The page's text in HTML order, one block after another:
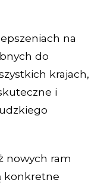
na
do
krajach,
i
nowych ram
konkretne